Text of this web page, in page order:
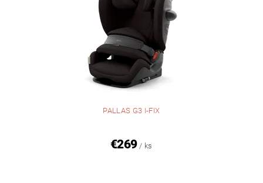
PALLAS G3 I-FIX
€269 / ks